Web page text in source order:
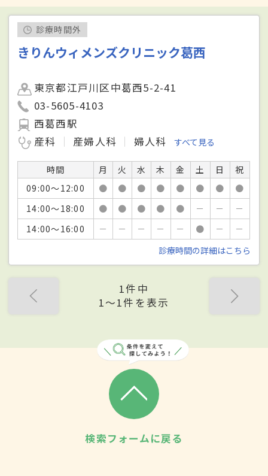
診療時間外
きりんウィメンズクリニック葛西
東京都江戸川区中葛西5-2-41
03-5605-4103
西葛西駅
産科
産婦人科 婦人科 すべて見る
時間 月 火 水 木 金 土 日
祝
09:00～12:00
● ● ● ● ● ● ●
●
14:00～18:00
● ● ● ● ● － －
－
14:00～16:00
－ － － － － ● －
－
診療時間の詳細はこちら
1件中
1〜1件を表示
検索フォームに戻る